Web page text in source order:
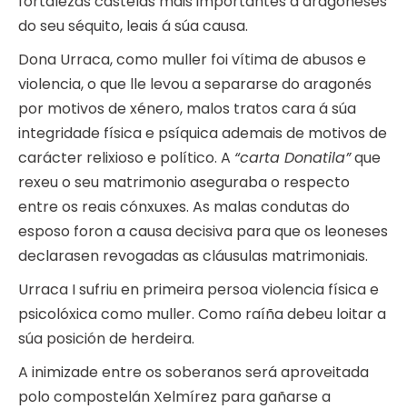
do seu séquito, leais á súa causa.
Dona Urraca, como muller foi vítima de abusos e
violencia, o que lle levou a separarse do aragonés
por motivos de xénero, malos tratos cara á súa
integridade física e psíquica ademais de motivos de
carácter relixioso e político. A “carta Donatila”que
rexeu o seu matrimonio aseguraba o respecto
entre os reais cónxuxes. As malas condutas do
esposo foron a causa decisiva para que os leoneses
declarasen revogadas as cláusulas matrimoniais.
Urraca I sufriu en primeira persoa violencia física e
psicolóxica como muller. Como raíña debeu loitar a
súa posición de herdeira.
A inimizade entre os soberanos será aproveitada
polo compostelán Xelmírez para gañarse a